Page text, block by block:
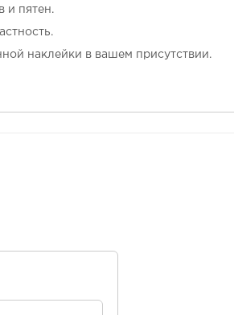
и пятен.
наклейки в вашем присутствии.